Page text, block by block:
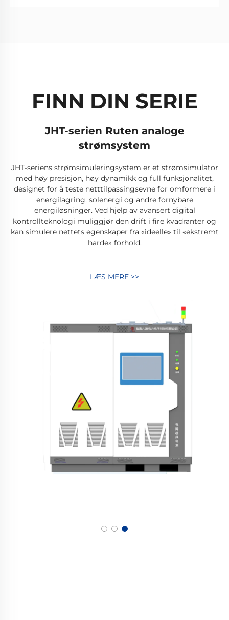
FINN DIN SERIE
JHT-serien Ruten analoge
strømsystem
JHT-seriens strømsimuleringsystem er et strømsimulator
med høy presisjon, høy dynamikk og full funksjonalitet,
designet for å teste netttilpassingsevne for omformere i
energilagring, solenergi og andre fornybare
energiløsninger. Ved hjelp av avansert digital
kontrollteknologi muliggjør den drift i fire kvadranter og
kan simulere nettets egenskaper fra «ideelle» til «ekstremt
harde» forhold.
LÆS MERE >>